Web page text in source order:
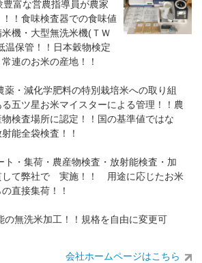
富な営農指導員が農家
！食味検査器での食味値
機・大型無洗米機(ＴＷ
温保管！！日本穀物検定
連のお米の産地！！
薬・減化学肥料の特別栽培米への取り組
五ツ星お米マイスターによる管理！！農
検査場所に認定！！国の基準値ではな
能全袋検査！！
ト・集荷・農産物検査・放射能検査・加
て弊社で 実施！！ 用途に応じたお米
直接集荷！！
の無洗米加工！！規格を自由に変更可
会社ホームページはこちら